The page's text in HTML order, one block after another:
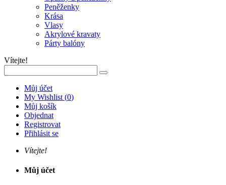
Peněženky
Krása
Vlasy
Akrylové kravaty
Párty balóny
Vítejte!
Můj účet
My Wishlist (0)
Můj košík
Objednat
Registrovat
Přihlásit se
Vítejte!
Můj účet